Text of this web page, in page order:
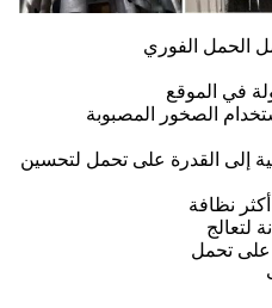
الحمل الفوري
في الموقع
الصخور المصبوبة
إلى القدرة على تحمل لتحسين
نظافة
لتعالج
على تحمل